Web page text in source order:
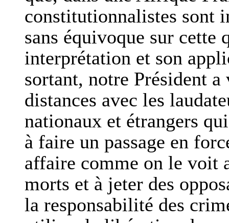
constitutionnalistes sont
sans équivoque sur cette
interprétation et son
sortant, notre Président a
distances avec les
nationaux et étrangers
à faire un passage en
affaire comme on le voit
morts et à jeter des
la responsabilité des